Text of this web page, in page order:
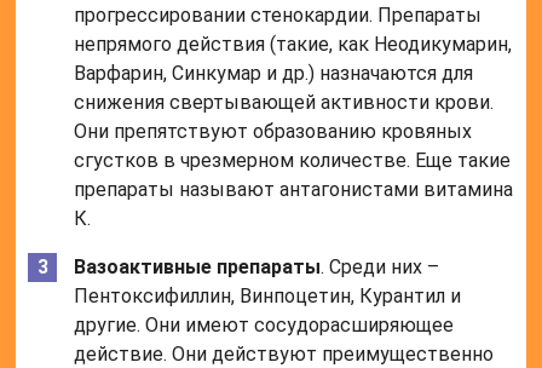
прогрессировании стенокардии. Препараты
непрямого действия (такие, как Неодикумарин,
Варфарин, Синкумар и др.) назначаются для
снижения свертывающей активности крови.
Они препятствуют образованию кровяных
сгустков в чрезмерном количестве. Еще такие
препараты называют антагонистами витамина
К.
Вазоактивные препараты. Среди них –
Пентоксифиллин, Винпоцетин, Курантил и
другие. Они имеют сосудорасширяющее
действие. Они действуют преимущественно